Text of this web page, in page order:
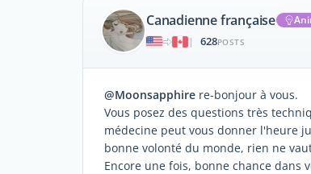
Canadienne française
|
628POSTS
@Moonsapphire re-bonjour à vous.
Vous posez des questions très
médecine peut vous donner l'heure
bonne volonté du monde, rien ne
Encore une fois, bonne chance dans